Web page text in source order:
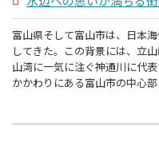
富山県そして富山市は、日本
してきた。この背景には、立
山湾に一気に注ぐ神通川に代
かかわりにある富山市の中心部